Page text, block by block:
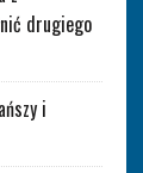
drugiego
i